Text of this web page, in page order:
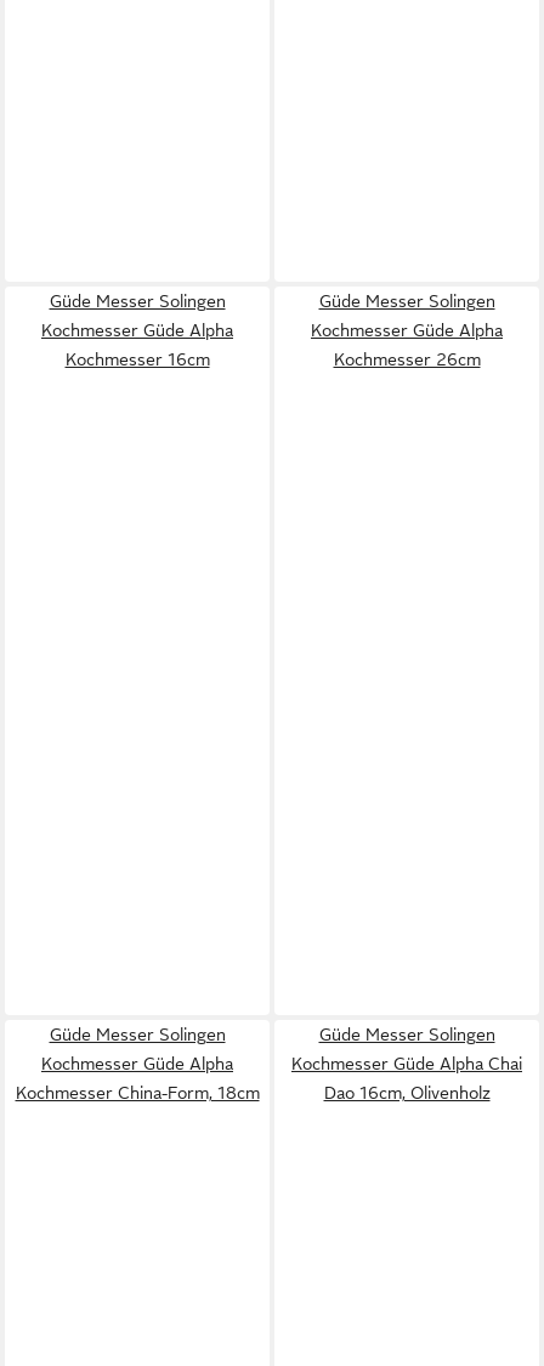
Güde Messer Solingen
Kochmesser Güde Alpha
Kochmesser 16cm
Güde Messer Solingen
Kochmesser Güde Alpha
Kochmesser 26cm
Güde Messer Solingen
Kochmesser Güde Alpha
Kochmesser China-Form, 18cm
Güde Messer Solingen
Kochmesser Güde Alpha Chai
Dao 16cm, Olivenholz